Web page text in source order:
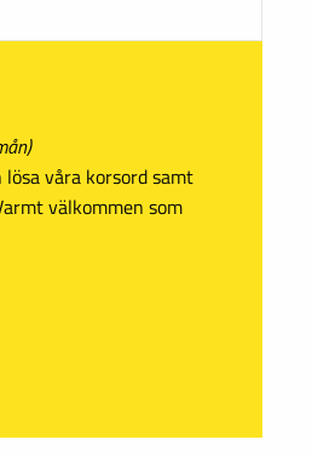
våra korsord samt
välkommen som